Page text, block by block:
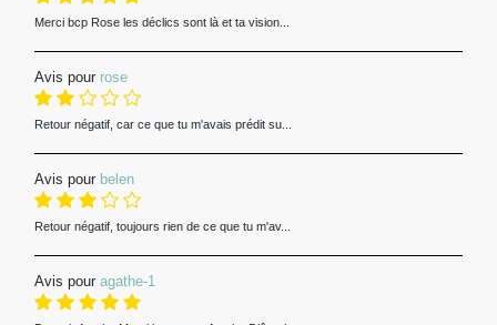
Merci bcp Rose les déclics sont là et ta vision...
Avis pour rose
Retour négatif, car ce que tu m'avais prédit su...
Avis pour belen
Retour négatif, toujours rien de ce que tu m'av...
Avis pour agathe-1